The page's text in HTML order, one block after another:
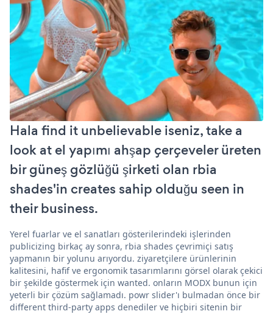
Hala find it unbelievable iseniz, take a
look at el yapımı ahşap çerçeveler üreten
bir güneş gözlüğü şirketi olan rbia
shades'in creates sahip olduğu seen in
their business.
Yerel fuarlar ve el sanatları gösterilerindeki işlerinden
publicizing birkaç ay sonra, rbia shades çevrimiçi satış
yapmanın bir yolunu arıyordu. ziyaretçilere ürünlerinin
kalitesini, hafif ve ergonomik tasarımlarını görsel olarak çekici
bir şekilde göstermek için wanted. onların MODX bunun için
yeterli bir çözüm sağlamadı. powr slider'ı bulmadan önce bir
different third-party apps denediler ve hiçbiri sitenin bir